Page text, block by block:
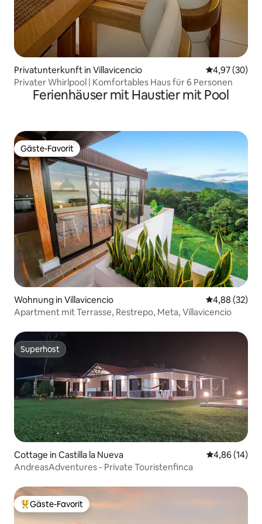
Privatunterkunft in Villavicencio
4,97 (30)
Privater Whirlpool | Komfortables Haus für 6 Personen
Ferienhäuser mit Haustier mit Pool
Gäste-Favorit
Gäste-Favorit
Wohnung in Villavicencio
4,88 (32)
Apartment mit Terrasse, Restrepo, Meta, Villavicencio
Superhost
Superhost
Cottage in Castilla la Nueva
4,86 (14)
AndreasAdventures - Private Touristenfinca
Beliebter Gäste-Favorit.
Gäste-Favorit